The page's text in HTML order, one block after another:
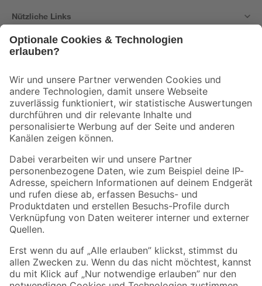
Nützliche Links
Der toom Newsletter: Keine Angebote und Aktionen mehr verpassen!
Zur Newsletter Anmeldung
Folge uns
Zahlungsarten Versandarten
Sicher einkaufen
Jetzt die toom-App herunterladen